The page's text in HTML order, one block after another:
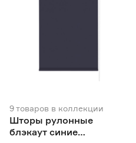
9товаров в коллекции
Шторы рулонные
блэкаут синие